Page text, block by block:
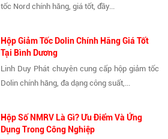
tốc Nord chính hãng, giá tốt, đầy...
Hộp Giảm Tốc Dolin Chính Hãng Giá Tốt
Tại Bình Dương
Linh Duy Phát chuyên cung cấp hộp giảm tốc
Dolin chính hãng, đa dạng công suất,...
Hộp Số NMRV Là Gì? Ưu Điểm Và Ứng
Dụng Trong Công Nghiệp